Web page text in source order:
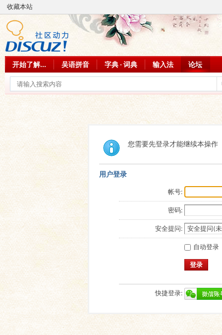
收藏本站
开始了解... 吴语拼音 字典 · 词典 输入法 论坛
您需要先登录才能继续本操作
用户登录
帐号:
密码:
安全提问:
自动登录
登录
快捷登录: